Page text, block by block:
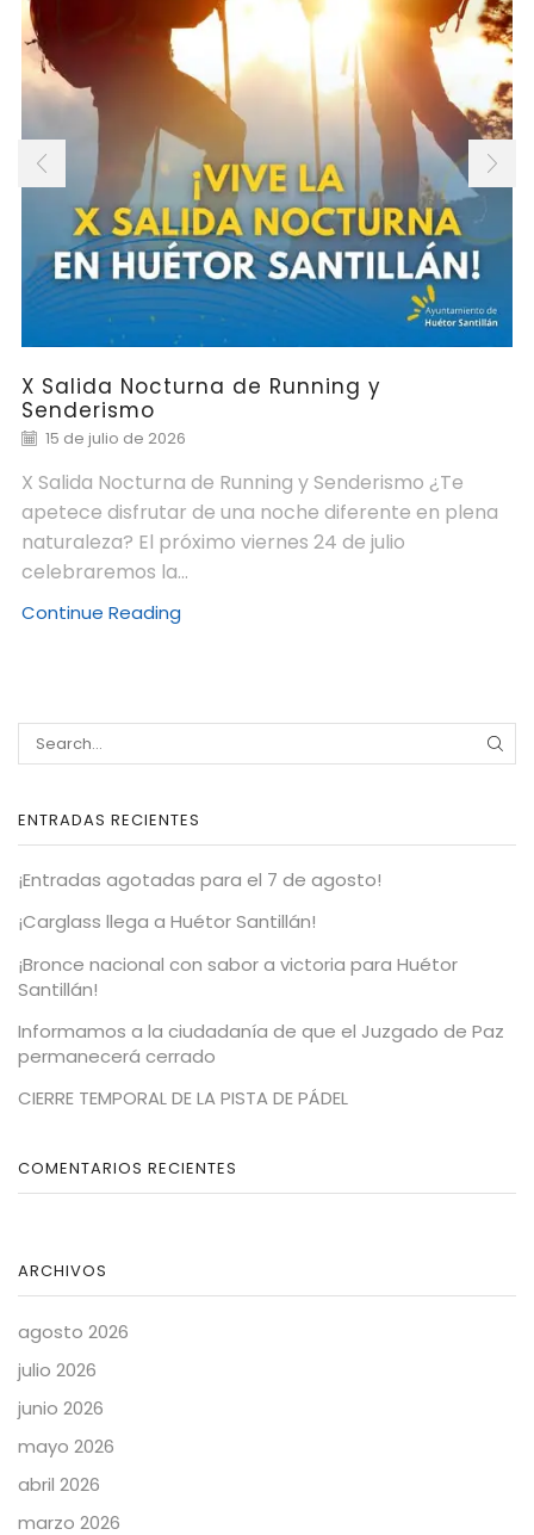
X Salida Nocturna de Running y
Senderismo
15 de julio de 2026
X Salida Nocturna de Running y Senderismo ¿Te
apetece disfrutar de una noche diferente en plena
naturaleza? El próximo viernes 24 de julio
celebraremos la...
Continue Reading
ENTRADAS RECIENTES
¡Entradas agotadas para el 7 de agosto!
¡Carglass llega a Huétor Santillán!
¡Bronce nacional con sabor a victoria para Huétor
Santillán!
Informamos a la ciudadanía de que el Juzgado de Paz
permanecerá cerrado
CIERRE TEMPORAL DE LA PISTA DE PÁDEL
COMENTARIOS RECIENTES
ARCHIVOS
agosto 2026
julio 2026
junio 2026
mayo 2026
abril 2026
marzo 2026